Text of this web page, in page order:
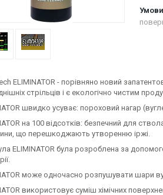
ELIMINATOR - порівняно новий
стрільців і є екологічно чистим
швидко усуває: пороховий нагар
на 100 відсотків: безпечний для
що перешкоджають утворенню іржі.
ELIMINATOR була розроблена за
може одночасно розпушувати шари
використовує суміш хімічних